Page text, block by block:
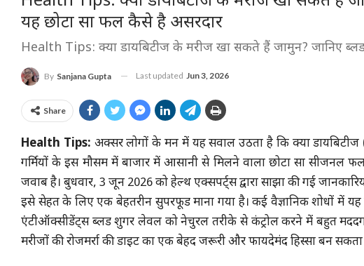
यह छोटा सा फल कैसे है असरदार
Health Tips: क्या डायबिटीज के मरीज खा सकते हैं जामुन? जानिए
By Sanjana Gupta Last updated Jun 3, 2026
Share
Health Tips: अक्सर लोगों के मन में यह सवाल उठता है कि क्या
गर्मियों के इस मौसम में बाजार में आसानी से मिलने वाला छोटा सा
जवाब है। बुधवार, 3 जून 2026 को हेल्थ एक्सपर्ट्स द्वारा साझा की गई
इसे सेहत के लिए एक बेहतरीन सुपरफूड माना गया है। कई वैज्ञानिक शोधों में
एंटीऑक्सीडेंट्स ब्लड शुगर लेवल को नेचुरल तरीके से कंट्रोल करने में बहुत
मरीजों की रोजमर्रा की डाइट का एक बेहद जरूरी और फायदेमंद हिस्सा बन सकता